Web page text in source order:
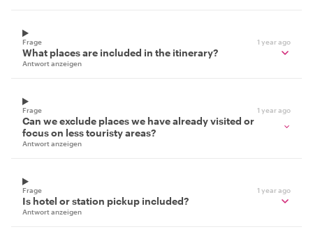
Frage 1 year ago
What places are included in the itinerary?
Antwort anzeigen
Frage 1 year ago
Can we exclude places we have already visited or
focus on less touristy areas?
Antwort anzeigen
Frage 1 year ago
Is hotel or station pickup included?
Antwort anzeigen